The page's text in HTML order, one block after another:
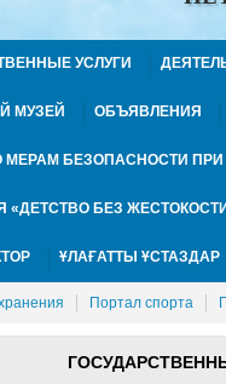
УСЛУГИ
МУЗЕЙ ОБЪЯВЛЕНИЯ
МЕРАМ БЕЗОПАСНОСТИ
БЕЗ
ҰЛАҒАТТЫ ҰСТАЗДАР
Портал спорта